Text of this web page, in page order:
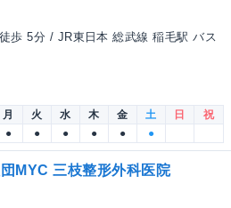
歩 5分 / JR東日本 総武線 稲毛駅 バス
月 火 水 木 金 土 日
祝
● ● ● ● ● ●
MYC 三枝整形外科医院